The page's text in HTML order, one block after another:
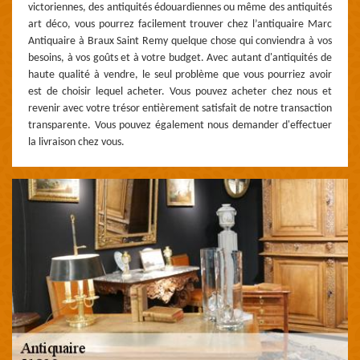
victoriennes, des antiquités édouardiennes ou même des antiquités
art déco, vous pourrez facilement trouver chez l’antiquaire Marc
Antiquaire à Braux Saint Remy quelque chose qui conviendra à vos
besoins, à vos goûts et à votre budget. Avec autant d'antiquités de
haute qualité à vendre, le seul problème que vous pourriez avoir
est de choisir lequel acheter. Vous pouvez acheter chez nous et
revenir avec votre trésor entièrement satisfait de notre transaction
transparente. Vous pouvez également nous demander d'effectuer
la livraison chez vous.